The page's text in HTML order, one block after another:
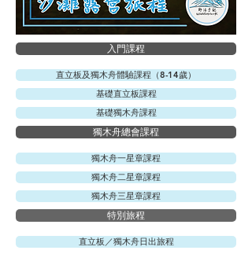
入門課程
直立板及獨木舟體驗課程（8-14歲）
基礎直立板課程
基礎獨木舟課程
獨木舟總會課程
獨木舟一星章課程
獨木舟二星章課程
獨木舟三星章課程
特別旅程
直立板／獨木舟日出旅程